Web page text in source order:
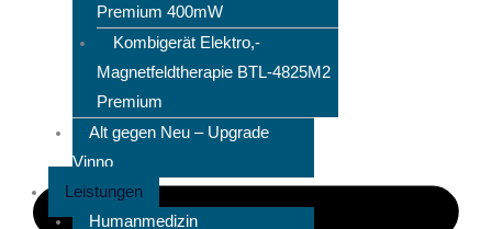
Premium 400mW
Kombigerät Elektro,-
Magnetfeldtherapie BTL-4825M2
Premium
Alt gegen Neu – Upgrade
Vinno
Leistungen
Humanmedizin